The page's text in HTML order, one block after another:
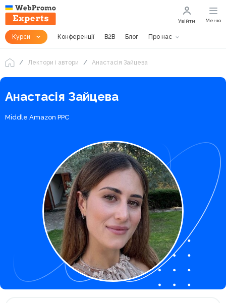
Курси Конференції B2B Блог Про нас
Увійти Меню
Лектори і автори Анастасія Зайцева
Анастасія Зайцева
Middle Amazon PPC